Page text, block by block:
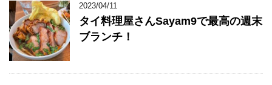
2023/04/11
タイ料理屋さんSayam9で最高の週末
ブランチ！